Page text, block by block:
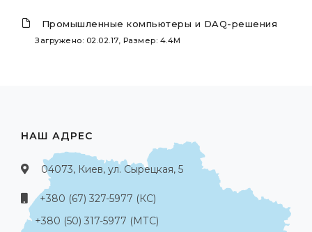
Промышленные компьютеры и DAQ-решения
Загружено: 02.02.17, Размер: 4.4M
НАШ АДРЕС
04073, Киев, ул. Сырецкая, 5
+380 (67) 327-5977 (КС)
+380 (50) 317-5977 (МТС)